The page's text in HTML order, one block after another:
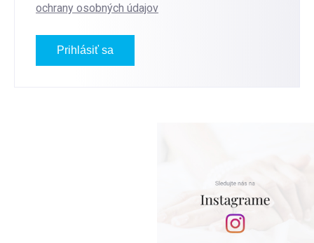
ochrany osobných údajov
Prihlásiť sa